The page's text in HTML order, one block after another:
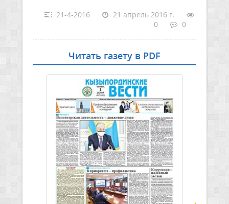
21-4-2016
21 апрель 2016 г.
0
0
Читать газету в PDF